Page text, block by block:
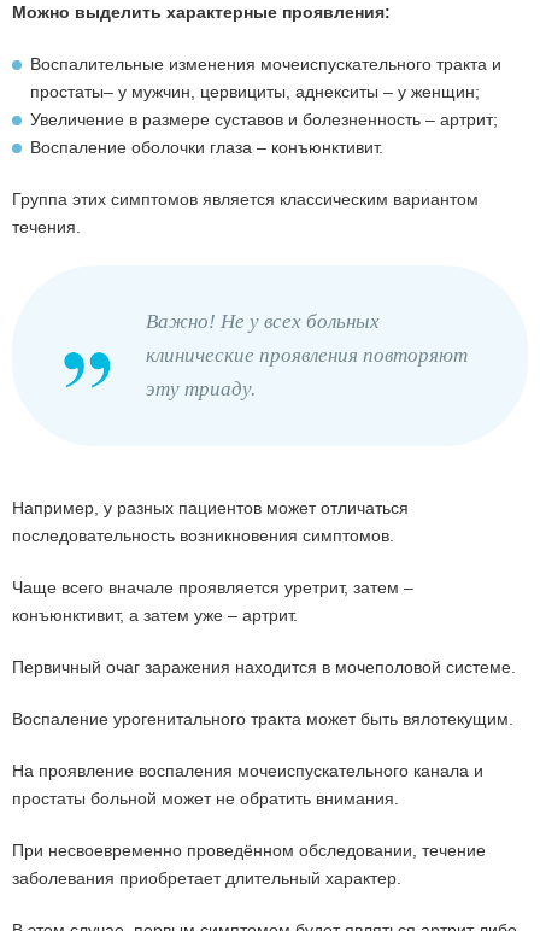
Можно выделить характерные проявления:
Воспалительные изменения мочеиспускательного тракта и
простаты– у мужчин, цервициты, аднекситы – у женщин;
Увеличение в размере суставов и болезненность – артрит;
Воспаление оболочки глаза – конъюнктивит.
Группа этих симптомов является классическим вариантом
течения.
Важно! Не у всех больных
клинические проявления повторяют
эту триаду.
Например, у разных пациентов может отличаться
последовательность возникновения симптомов.
Чаще всего вначале проявляется уретрит, затем –
конъюнктивит, а затем уже – артрит.
Первичный очаг заражения находится в мочеполовой системе.
Воспаление урогенитального тракта может быть вялотекущим.
На проявление воспаления мочеиспускательного канала и
простаты больной может не обратить внимания.
При несвоевременно проведённом обследовании, течение
заболевания приобретает длительный характер.